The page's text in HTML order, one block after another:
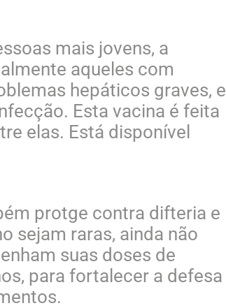
mais jovens, a
aqueles com
hepáticos graves, e
Esta vacina é feita
elas. Está disponível
protge contra difteria e
sejam raras, ainda não
suas doses de
para fortalecer a defesa